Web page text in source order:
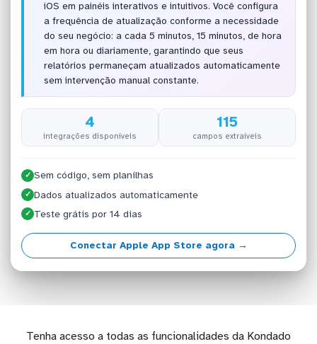
iOS em painéis interativos e intuitivos. Você configura
a frequência de atualização conforme a necessidade
do seu negócio: a cada 5 minutos, 15 minutos, de hora
em hora ou diariamente, garantindo que seus
relatórios permaneçam atualizados automaticamente
sem intervenção manual constante.
4
integrações disponíveis
115
campos extraíveis
✓ Sem código, sem planilhas
✓ Dados atualizados automaticamente
✓ Teste grátis por 14 dias
Conectar Apple App Store agora →
Tenha acesso a todas as funcionalidades da Kondado